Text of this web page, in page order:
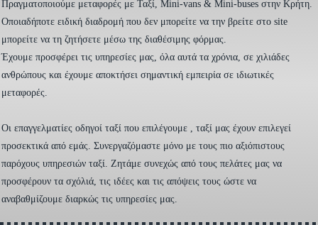
Πραγματοποιούμε μεταφορές με Ταξί, Mini-vans & Mini-buses στην Κρήτη.
Οποιαδήποτε ειδική διαδρομή που δεν μπορείτε να την βρείτε στο site
μπορείτε να τη ζητήσετε μέσω της διαθέσιμης φόρμας.
Έχουμε προσφέρει τις υπηρεσίες μας, όλα αυτά τα χρόνια, σε χιλιάδες
ανθρώπους και έχουμε αποκτήσει σημαντική εμπειρία σε ιδιωτικές
μεταφορές.
Οι επαγγελματίες οδηγοί ταξί που επιλέγουμε , ταξί μας έχουν επιλεγεί
προσεκτικά από εμάς. Συνεργαζόμαστε μόνο με τους πιο αξιόπιστους
παρόχους υπηρεσιών ταξί. Ζητάμε συνεχώς από τους πελάτες μας να
προσφέρουν τα σχόλιά, τις ιδέες και τις απόψεις τους ώστε να
αναβαθμίζουμε διαρκώς τις υπηρεσίες μας.